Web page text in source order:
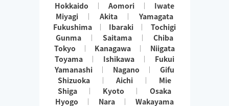
Hokkaido Aomori
Iwate
Miyagi
Akita
Yamagata
Fukushima
Ibaraki
Tochigi
Gunma
Saitama
Chiba
Tokyo
Kanagawa
Niigata
Toyama
Ishikawa
Fukui
Yamanashi
Nagano
Gifu
Shizuoka
Aichi
Mie
Shiga
Kyoto
Osaka
Hyogo
Nara
Wakayama